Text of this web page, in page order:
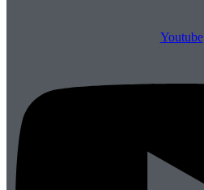
Youtube